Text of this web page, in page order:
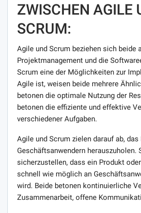
ZWISCHEN AGILE
SCRUM:
Agile und Scrum beziehen sich beide
Projektmanagement und die
Scrum eine der Möglichkeiten zur
Agile ist, weisen beide mehrere
betonen die optimale Nutzung der
betonen die effiziente und effektive
verschiedener Aufgaben.
Agile und Scrum zielen darauf ab, das
Geschäftsanwendern herauszuholen.
sicherzustellen, dass ein Produkt
schnell wie möglich an
wird. Beide betonen kontinuierliche
Zusammenarbeit, offene